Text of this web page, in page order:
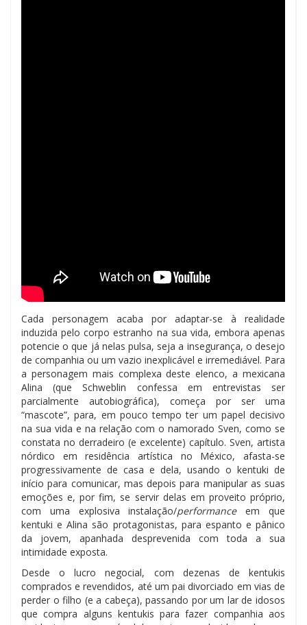
Cada personagem acaba por adaptar-se à realidade
induzida pelo corpo estranho na sua vida, embora apenas
potencie o que já nelas pulsa, seja a insegurança, o desejo
de companhia ou um vazio inexplicável e irremediável. Para
a personagem mais complexa deste elenco, a mexicana
Alina (que Schweblin confessa em entrevistas ser
parcialmente autobiográfica), começa por ser uma
“mascote”, para, em pouco tempo ter um papel decisivo
na sua vida e na relação com o namorado Sven, como se
constata no derradeiro (e excelente) capítulo. Sven, artista
nórdico em residência artística no México, afasta-se
progressivamente de casa e dela, usando o kentuki de
início para comunicar, mas depois para manipular as suas
emoções e, por fim, se servir delas em proveito próprio,
com uma explosiva instalação/performanceem que
kentuki e Alina são protagonistas, para espanto e pânico
da jovem, apanhada desprevenida com toda a sua
intimidade exposta.
Desde o lucro negocial, com dezenas de kentukis
comprados e revendidos, até um pai divorciado em vias de
perder o filho (e a cabeça), passando por um lar de idosos
que compra alguns kentukis para fazer companhia aos